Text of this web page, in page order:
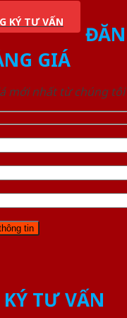
KÝ TƯ VẤN
GIÁ
mới nhất từ chúng tôi
TƯ VẤN